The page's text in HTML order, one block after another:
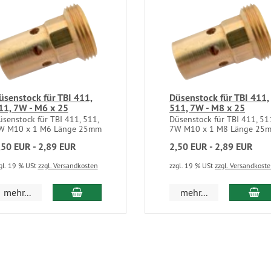
für TBI 411,
7W - M6 x 25
für TBI 411, 511,
M10 x 1 M6 Länge 25mm
EUR - 2,89 EUR
19 % USt zzgl. Versandkosten
mehr...
Düsenstock für TBI 411,
511, 7W - M8 x 25
Düsenstock für TBI 411,
7W M10 x 1 M8 Länge
2,50 EUR - 2,89 EUR
zzgl. 19 % USt zzgl.
mehr...